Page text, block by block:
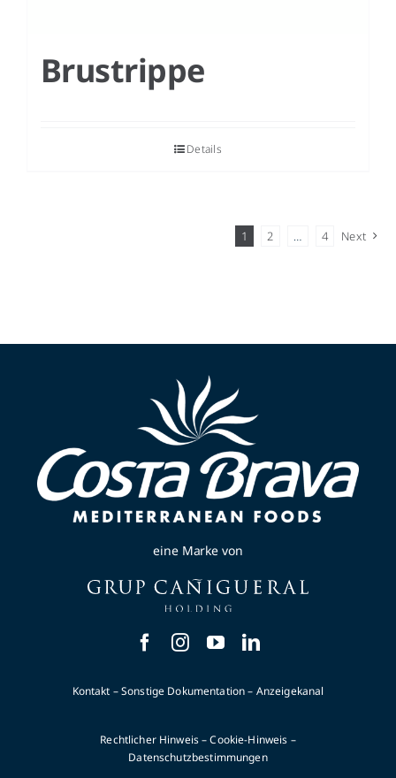
Brustrippe
Details
1 2 … 4 Next
eine Marke von
Kontakt –Sonstige Dokumentation– Anzeigekanal
Rechtlicher Hinweis–Cookie-Hinweis –
Datenschutzbestimmungen